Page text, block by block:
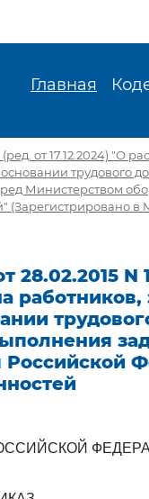
Главная
от 17.12.2024) "О
трудового
Министерством
в
N